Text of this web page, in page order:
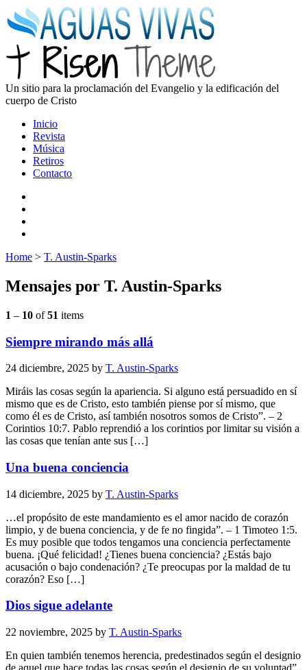
Un sitio para la proclamación del Evangelio y la edificación del
cuerpo de Cristo
Inicio
Revista
Música
Retiros
Contacto
Home > T. Austin-Sparks
Mensajes por T. Austin-Sparks
1 – 10 of51 items
Siempre mirando más allá
24 diciembre, 2025 by T. Austin-Sparks
Miráis las cosas según la apariencia. Si alguno está persuadido en sí
mismo que es de Cristo, esto también piense por sí mismo, que
como él es de Cristo, así también nosotros somos de Cristo”. – 2
Corintios 10:7. Pablo reprendió a los corintios por limitar su visión a
las cosas que tenían ante sus […]
Una buena conciencia
14 diciembre, 2025 by T. Austin-Sparks
…el propósito de este mandamiento es el amor nacido de corazón
limpio, y de buena conciencia, y de fe no fingida”. – 1 Timoteo 1:5.
Es muy posible que todos tengamos una conciencia perfectamente
buena. ¡Qué felicidad! ¿Tienes buena conciencia? ¿Estás bajo
acusación o bajo condenación? ¿Te preocupas por la maldad de tu
corazón? Eso […]
Dios sigue adelante
22 noviembre, 2025 by T. Austin-Sparks
En quien también tenemos herencia, predestinados según el designio